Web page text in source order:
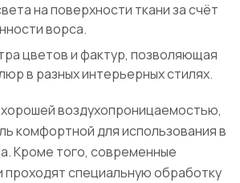
на поверхности ткани за счёт
ворса.
цветов и фактур, позволяющая
в разных интерьерных стилях.
воздухопроницаемостью,
комфортной для использования в
Кроме того, современные
специальную обработку